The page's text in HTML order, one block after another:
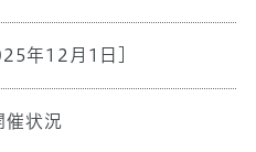
年12月1日]
催状況